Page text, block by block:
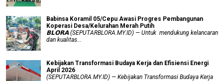
Babinsa Koramil 05/Cepu Awasi Progres Pembangunan
Koperasi Desa/Kelurahan Merah Putih
𝗕𝗟𝗢𝗥𝗔 (SEPUTARBLORA.MY.ID) — Untuk mendukung kelancaran
dan kualitas...
Kebijakan Transformasi Budaya Kerja dan Efisiensi Energi
April 2026
(SEPUTARBLORA.MY.ID) — Kebijakan Transformasi Budaya Kerja